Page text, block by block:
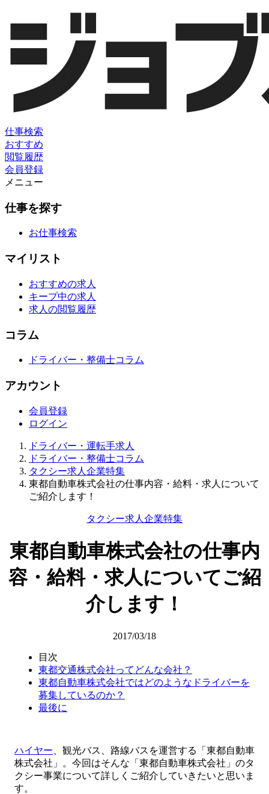
仕事検索
おすすめ
閲覧履歴
会員登録
メニュー
仕事を探す
お仕事検索
マイリスト
おすすめの求人
キープ中の求人
求人の閲覧履歴
コラム
ドライバー・整備士コラム
アカウント
会員登録
ログイン
ドライバー・運転手求人
ドライバー・整備士コラム
タクシー求人企業特集
東都自動車株式会社の仕事内容・給料・求人について
ご紹介します！
タクシー求人企業特集
東都自動車株式会社の仕事内
容・給料・求人についてご紹
介します！
2017/03/18
目次
東都交通株式会社ってどんな会社？
東都自動車株式会社ではどのようなドライバーを
募集しているのか？
最後に
ハイヤー 、観光バス、路線バスを運営する「東都自動車
株式会社」。今回はそんな「東都自動車株式会社」のタ
クシー事業について詳しくご紹介していきたいと思いま
す。